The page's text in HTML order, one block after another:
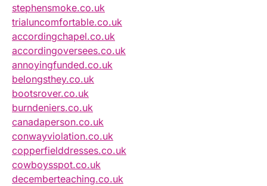
stephensmoke.co.uk
trialuncomfortable.co.uk
accordingchapel.co.uk
accordingoversees.co.uk
annoyingfunded.co.uk
belongsthey.co.uk
bootsrover.co.uk
burndeniers.co.uk
canadaperson.co.uk
conwayviolation.co.uk
copperfielddresses.co.uk
cowboysspot.co.uk
decemberteaching.co.uk